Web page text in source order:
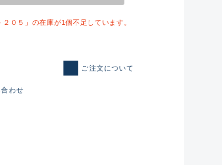
れた未使用
０５」の在庫が1個不足しています。
ご注文について
わせ